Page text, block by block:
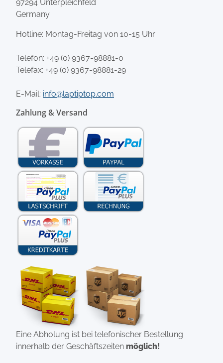
97294 Unterpleichfeld
Germany
Hotline: Montag-Freitag von 10-15 Uhr
Telefon: +49 (0) 9367-98881-0
Telefax: +49 (0) 9367-98881-29
E-Mail: info@laptiptop.com
Zahlung & Versand
Eine Abholung ist bei telefonischer Bestellung
innerhalb der Geschäftszeiten möglich!